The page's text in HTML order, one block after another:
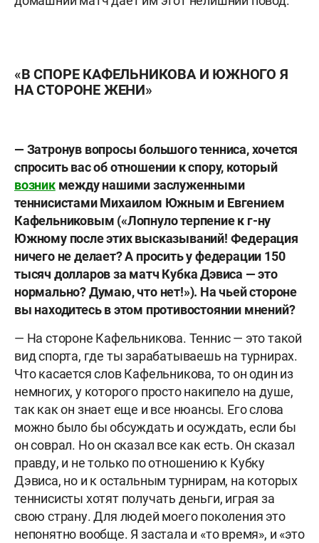
«В СПОРЕ КАФЕЛЬНИКОВА И ЮЖНОГО Я
НА СТОРОНЕ ЖЕНИ»
— Затронув вопросы большого тенниса, хочется
спросить вас об отношении к спору, который
возникмежду нашими заслуженными
теннисистами Михаилом Южным и Евгением
Кафельниковым («Лопнуло терпение к г-ну
Южному после этих высказываний! Федерация
ничего не делает? А просить у федерации 150
тысяч долларов за матч Кубка Дэвиса — это
нормально? Думаю, что нет!»). На чьей стороне
вы находитесь в этом противостоянии мнений?
— На стороне Кафельникова. Теннис — это такой
вид спорта, где ты зарабатываешь на турнирах.
Что касается слов Кафельникова, то он один из
немногих, у которого просто накипело на душе,
так как он знает еще и все нюансы. Его слова
можно было бы обсуждать и осуждать, если бы
он соврал. Но он сказал все как есть. Он сказал
правду, и не только по отношению к Кубку
Дэвиса, но и к остальным турнирам, на которых
теннисисты хотят получать деньги, играя за
свою страну. Для людей моего поколения это
непонятно вообще. Я застала и «то время», и «это